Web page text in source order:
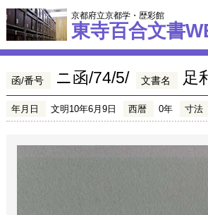
京都府立京都学・歴彩館
東寺百合文書
函/番号 ニ函/74/5/ 文書名 足
年月日 文明10年6月9日 西暦 0年 寸法